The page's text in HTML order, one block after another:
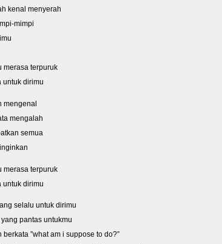
kenal menyerah
mimpi
merasa terpuruk
untuk dirimu
mengenal
mengalah
semua
merasa terpuruk
untuk dirimu
selalu untuk dirimu
pantas untukmu
berkata ”what am i suppose to do?”